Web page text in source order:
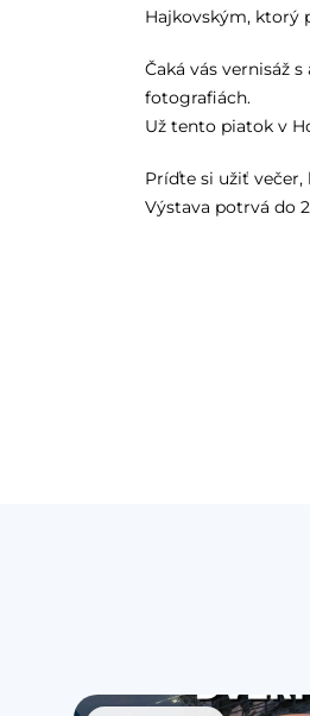
Hajkovským, ktorý
Čaká vás vernisáž
fotografiách.
Už tento piatok v
Príďte si užiť
Výstava potrvá do